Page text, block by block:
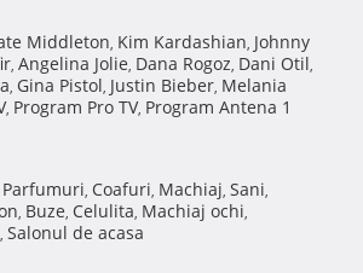
Middleton, Kim Kardashian, Johnny
, Angelina Jolie, Dana Rogoz, Dani Otil,
, Gina Pistol, Justin Bieber, Melania
, Program Pro TV, Program Antena 1
Parfumuri, Coafuri, Machiaj, Sani,
, Buze, Celulita, Machiaj ochi,
, Salonul de acasa